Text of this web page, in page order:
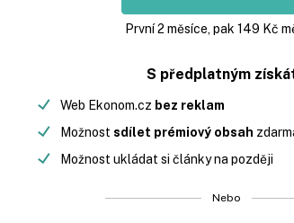
První 2 měsíce, pak 149 Kč
S předplatným
Web Ekonom.cz bez reklam
Možnost sdílet prémiový obsah
Možnost ukládat si články na později
Nebo